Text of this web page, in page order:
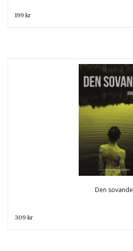
199 kr
Den sovande
309 kr